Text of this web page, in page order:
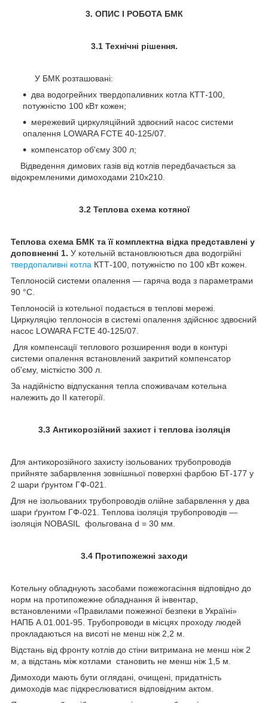
3. ОПИС І РОБОТА БМК
3.1 Технічні рішення.
У БМК розташовані:
два водогрейних твердопаливних котла КТТ-100,
потужністю 100 кВт кожен;
мережевий циркуляційний здвоєний насос системи
опалення LOWARA FCTE 40-125/07.
компенсатор об'єму 300 л;
Відведення димових газів від котлів передбачається за
відокремленими димоходами 210х210.
3.2 Теплова схема котяної
Теплова схема БМК та її комплектна відка представлені у
доповненні 1. У котельній встановлюються два водогрійні
твердопаливні котла КТТ-100, потужністю по 100 кВт кожен.
Теплоносій системи опалення — гаряча вода з параметрами
90 °C.
Теплоносій із котельної подається в теплові мережі.
Циркуляцію теплоносія в системі опалення здійснює здвоєний
насос LOWARA FCTE 40-125/07.
Для компенсації теплового розширення води в контурі
системи опалення встановлений закритий компенсатор
об'єму, місткістю 300 л.
За надійністю відпускання тепла споживачам котельна
належить до II категорії.
3.3 Антикорозійний захист і теплова ізоляція
Для антикорозійного захисту ізольованих трубопроводів
прийняте забарвлення зовнішньої поверхні фарбою БТ-177 у
2 шари ґрунтом ГФ-021.
Для не ізольованих трубопроводів олійне забарвлення у два
шари ґрунтом ГФ-021. Теплова ізоляція трубопроводів —
ізоляція NOBASIL фольгована d = 30 мм.
3.4 Протипожежні заходи
Котельну обладнують засобами пожежогасіння відповідно до
норм на протипожежне обладнання й інвентар,
встановленими «Правилами пожежної безпеки в Україні»
НАПБ А.01.001-95. Трубопроводи в місцях проходу людей
прокладаються на висоті не менш ніж 2,2 м.
Відстань від фронту котлів до стіни витримана не менш ніж 2
м, а відстань між котлами становить не менш ніж 1,5 м.
Димоходи мають бути оглядані, очищені, придатність
димоходів має підкреслюватися відповідним актом.